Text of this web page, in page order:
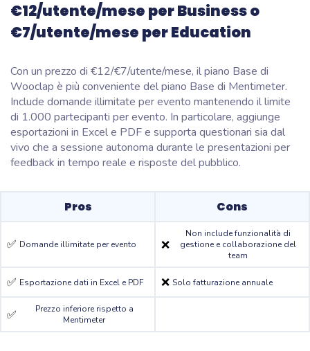
€12/utente/mese per Business o
€7/utente/mese per Education
Con un prezzo di €12/€7/utente/mese, il piano Base di
Wooclap è più conveniente del piano Base di Mentimeter.
Include domande illimitate per evento mantenendo il limite
di 1.000 partecipanti per evento. In particolare, aggiunge
esportazioni in Excel e PDF e supporta questionari sia dal
vivo che a sessione autonoma durante le presentazioni per
feedback in tempo reale e risposte del pubblico.
Pros Cons
✅ Domande illimitate per evento ❌
Non include funzionalità di
gestione e collaborazione del
team
✅ Esportazione dati in Excel e PDF ❌ Solo fatturazione annuale
✅
Prezzo inferiore rispetto a
Mentimeter